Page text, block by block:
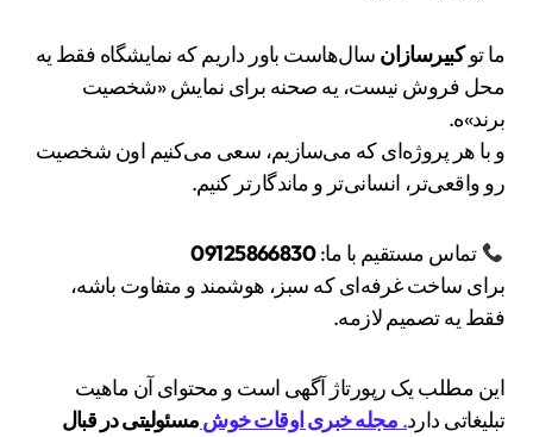
ما توکبیرسازان سال‌هاست باور داریم که نمایشگاه فقط یه
محل فروش نیست، یه صحنه برای نمایش «شخصیت
برند»ه.
و با هر پروژه‌ای که می‌سازیم، سعی می‌کنیم اون شخصیت
رو واقعی‌تر، انسانی‌تر و ماندگارتر کنیم.
تماس مستقیم با ما:09125866830
برای ساخت غرفه‌ای که سبز، هوشمند و متفاوت باشه،
فقط یه تصمیم لازمه.
این مطلب یک رپورتاژ آگهی است و محتوای آن ماهیت
تبلیغاتی دارد. مجله خبری اوقات خوشمسئولیتی در قبال